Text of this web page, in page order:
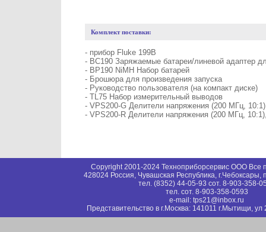
Комплект поставки:
- прибор Fluke 199B
- BC190 Заряжаемые батареи/линевой адаптер
- BP190 NiMH Набор батарей
- Брошюра для произведения запуска
- Руководство пользователя (на компакт диске)
- TL75 Набор измерительный выводов
- VPS200-G Делители напряжения (200 МГц,
- VPS200-R Делители напряжения (200 MГц,
Copyright 2001-2024 Техноприборсервис ООО
428024 Россия, Чувашская Республика,
тел. (8352) 44-05-93 сот. 8-903-358-
тел. сот. 8-903-358-0593
e-mail: tps21@inbox.ru
Представительство в г.Москва: 141011 г.Мытищи,